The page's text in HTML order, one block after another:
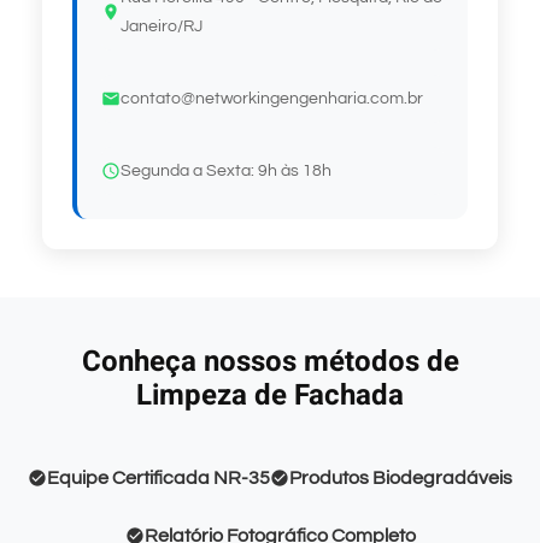
Janeiro/RJ
contato@networkingengenharia.com.br
Segunda a Sexta: 9h às 18h
Conheça nossos métodos de
Limpeza de Fachada
Equipe Certificada NR-35 Produtos Biodegradáveis
Relatório Fotográfico Completo